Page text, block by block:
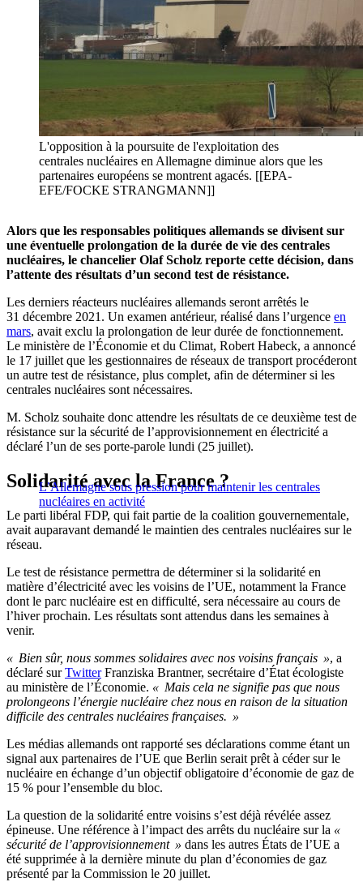
L'opposition à la poursuite de l'exploitation des
centrales nucléaires en Allemagne diminue alors que les
partenaires européens se montrent agacés. [[EPA-
EFE/FOCKE STRANGMANN]]
Alors que les responsables politiques allemands se divisent sur
une éventuelle prolongation de la durée de vie des centrales
nucléaires, le chancelier Olaf Scholz reporte cette décision, dans
l’attente des résultats d’un second test de résistance.
Les derniers réacteurs nucléaires allemands seront arrêtés le
31 décembre 2021. Un examen antérieur, réalisé dans l’urgence en
mars, avait exclu la prolongation de leur durée de fonctionnement.
Le ministère de l’Économie et du Climat, Robert Habeck, a annoncé
le 17 juillet que les gestionnaires de réseaux de transport procéderont
un autre test de résistance, plus complet, afin de déterminer si les
centrales nucléaires sont nécessaires.
M. Scholz souhaite donc attendre les résultats de ce deuxième test de
résistance sur la sécurité de l’approvisionnement en électricité a
déclaré l’un de ses porte-parole lundi (25 juillet).
L’Allemagne sous pression pour maintenir les centrales
nucléaires en activité
Solidarité avec la France ?
Le parti libéral FDP, qui fait partie de la coalition gouvernementale,
avait auparavant demandé le maintien des centrales nucléaires sur le
réseau.
Le test de résistance permettra de déterminer si la solidarité en
matière d’électricité avec les voisins de l’UE, notamment la France
dont le parc nucléaire est en difficulté, sera nécessaire au cours de
l’hiver prochain. Les résultats sont attendus dans les semaines à
venir.
« Bien sûr, nous sommes solidaires avec nos voisins français », a
déclaré surTwitterFranziska Brantner, secrétaire d’État écologiste
au ministère de l’Économie. « Mais cela ne signifie pas que nous
prolongeons l’énergie nucléaire chez nous en raison de la situation
difficile des centrales nucléaires françaises. »
Les médias allemands ont rapporté ses déclarations comme étant un
signal aux partenaires de l’UE que Berlin serait prêt à céder sur le
nucléaire en échange d’un objectif obligatoire d’économie de gaz de
15 % pour l’ensemble du bloc.
La question de la solidarité entre voisins s’est déjà révélée assez
épineuse. Une référence à l’impact des arrêts du nucléaire sur la «
sécurité de l’approvisionnement » dans les autres États de l’UE a
été supprimée à la dernière minute du plan d’économies de gaz
présenté par la Commission le 20 juillet.